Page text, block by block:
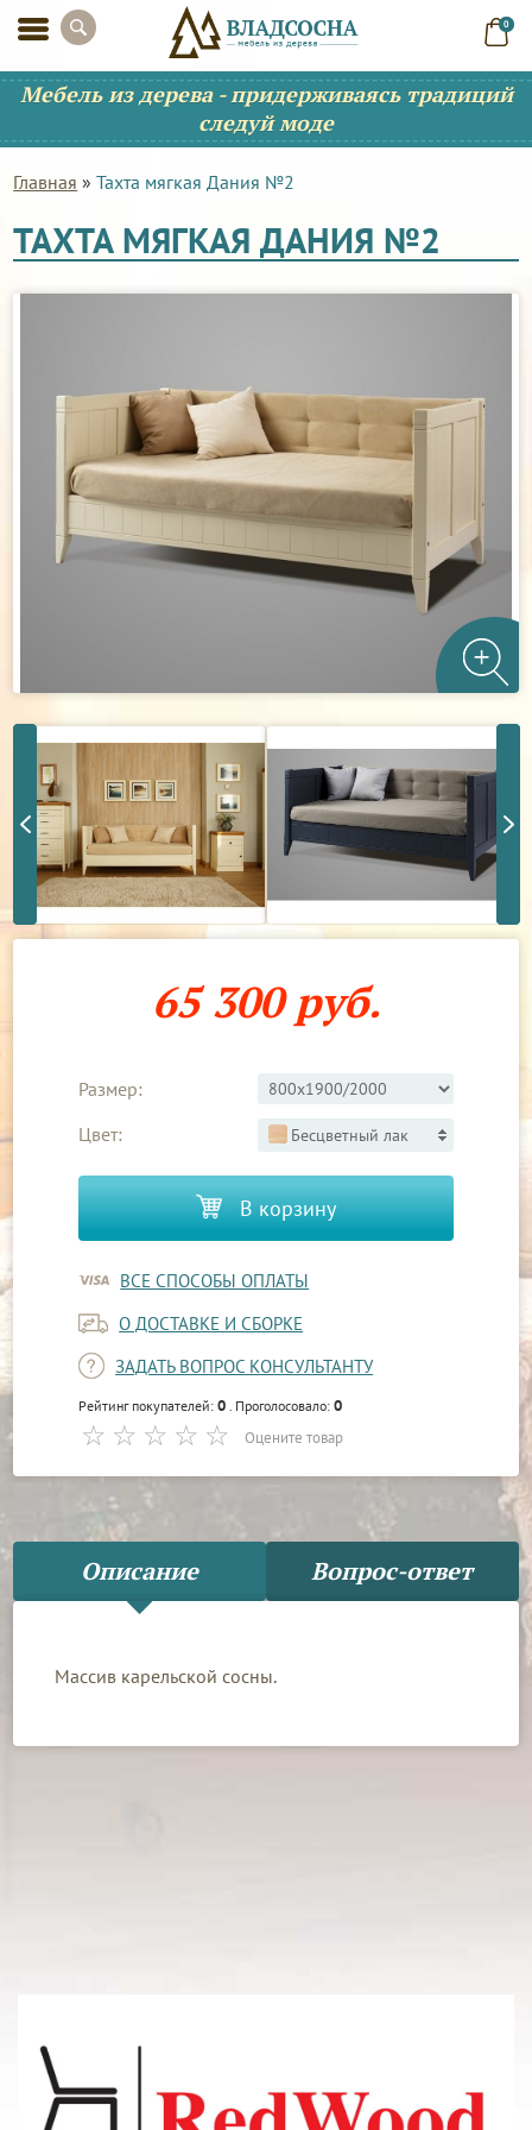
0
Мебель из дерева - придерживаясь традиций
следуй моде
Главная »Тахта мягкая Дания №2
ТАХТА МЯГКАЯ ДАНИЯ №2
65 300 руб.
Размер:
Цвет:
Бесцветный лак
В корзину
ВСЕ СПОСОБЫ ОПЛАТЫ
О ДОСТАВКЕ И СБОРКЕ
ЗАДАТЬ ВОПРОС КОНСУЛЬТАНТУ
Рейтинг покупателей:0 . Проголосовало:0
Оцените товар
Описание Вопрос-ответ
Массив карельской сосны.